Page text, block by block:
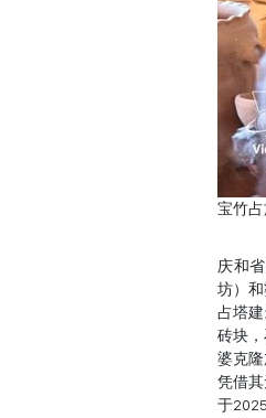
宝竹占
庆和
坊）
占塔
砖块，
婆克
凭借
于